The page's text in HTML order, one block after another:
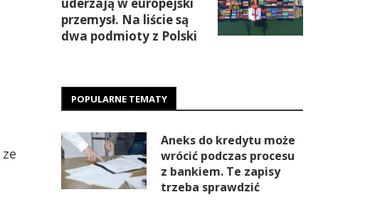
przemysł. Na liście są
dwa podmioty z Polski
POPULARNE TEMATY
Aneks do kredytu może
wrócić podczas procesu
z bankiem. Te zapisy
trzeba sprawdzić